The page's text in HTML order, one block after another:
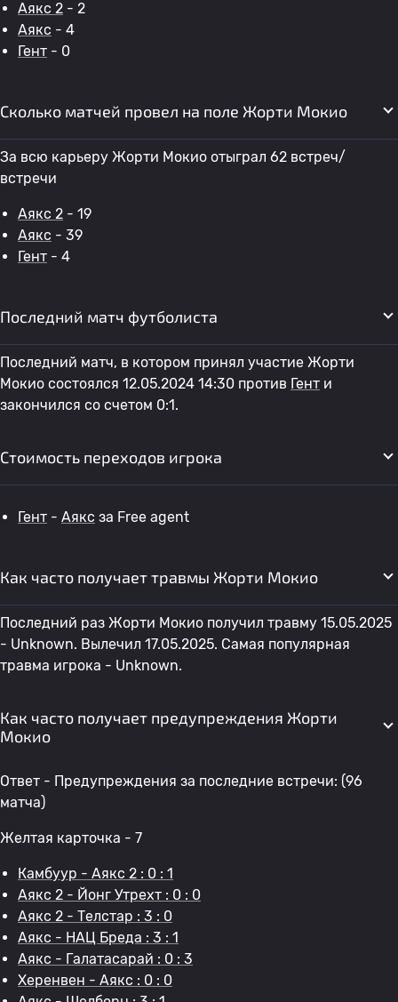
Аякс 2 - 2
Аякс - 4
Гент - 0
Сколько матчей провел на поле Жорти Мокио
За всю карьеру Жорти Мокио отыграл 62 встреч/
встречи
Аякс 2 - 19
Аякс - 39
Гент - 4
Последний матч футболиста
Последний матч, в котором принял участие Жорти
Мокио состоялся 12.05.2024 14:30 против Гент и
закончился со счетом 0:1.
Стоимость переходов игрока
Гент - Аякс за Free agent
Как часто получает травмы Жорти Мокио
Последний раз Жорти Мокио получил травму 15.05.2025
- Unknown. Вылечил 17.05.2025. Самая популярная
травма игрока - Unknown.
Как часто получает предупреждения Жорти
Мокио
Ответ - Предупреждения за последние встречи: (96
матча)
Желтая карточка - 7
Камбуур - Аякс 2 : 0 : 1
Аякс 2 - Йонг Утрехт : 0 : 0
Аякс 2 - Телстар : 3 : 0
Аякс - НАЦ Бреда : 3 : 1
Аякс - Галатасарай : 0 : 3
Херенвен - Аякс : 0 : 0